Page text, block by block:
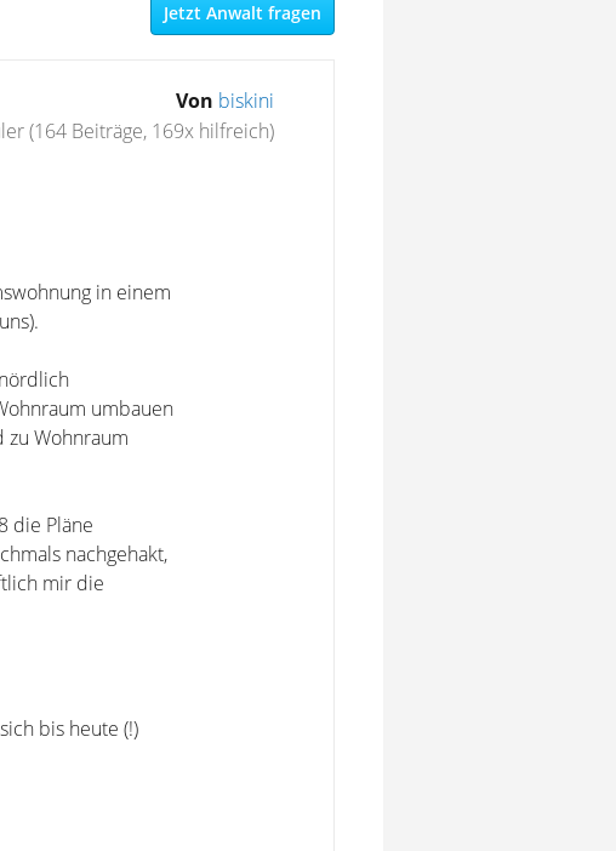
Jetzt Anwalt fragen
Von biskini
(164 Beiträge, 169x hilfreich)
in einem
umbauen
zu Wohnraum
die Pläne
nachgehakt,
mir die
bis heute (!)